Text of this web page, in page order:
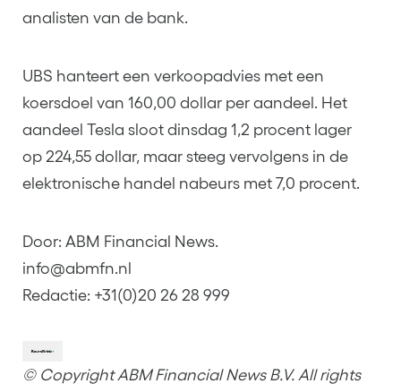
analisten van de bank.
UBS hanteert een verkoopadvies met een
koersdoel van 160,00 dollar per aandeel. Het
aandeel Tesla sloot dinsdag 1,2 procent lager
op 224,55 dollar, maar steeg vervolgens in de
elektronische handel nabeurs met 7,0 procent.
Door: ABM Financial News.
info@abmfn.nl
Redactie: +31(0)20 26 28 999
© Copyright ABM Financial News B.V. All rights